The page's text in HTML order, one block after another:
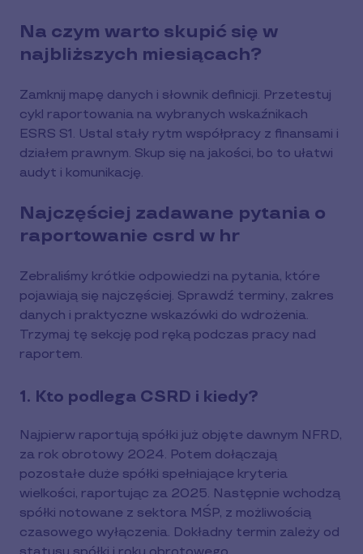
Na czym warto skupić się w
najbliższych miesiącach?
Zamknij mapę danych i słownik definicji. Przetestuj
cykl raportowania na wybranych wskaźnikach
ESRS S1. Ustal stały rytm współpracy z finansami i
działem prawnym. Skup się na jakości, bo to ułatwi
audyt i komunikację.
Najczęściej zadawane pytania o
raportowanie csrd w hr
Zebraliśmy krótkie odpowiedzi na pytania, które
pojawiają się najczęściej. Sprawdź terminy, zakres
danych i praktyczne wskazówki do wdrożenia.
Trzymaj tę sekcję pod ręką podczas pracy nad
raportem.
1. Kto podlega CSRD i kiedy?
Najpierw raportują spółki już objęte dawnym NFRD,
za rok obrotowy 2024. Potem dołączają
pozostałe duże spółki spełniające kryteria
wielkości, raportując za 2025. Następnie wchodzą
spółki notowane z sektora MŚP, z możliwością
czasowego wyłączenia. Dokładny termin zależy od